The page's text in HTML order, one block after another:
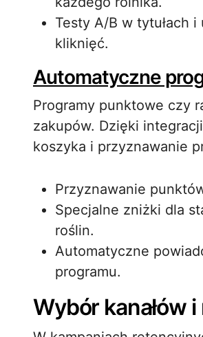
Testy A/B w tytułach
kliknięć.
Automatyczne
Programy punktowe czy
zakupów. Dzięki
koszyka i przyznawanie
Przyznawanie
Specjalne zniżki dla
roślin.
Automatyczne
programu.
Wybór kanałów